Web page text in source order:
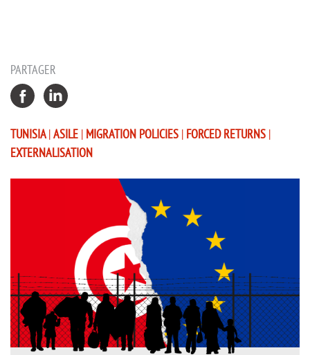
PARTAGER
TUNISIA|ASILE | MIGRATION POLICIES | FORCED RETURNS |
EXTERNALISATION